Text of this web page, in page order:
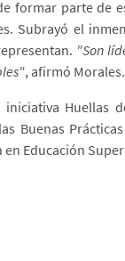
formar parte de
Subrayó el
"Son
, afirmó Morales.
Huellas
Buenas
Educación